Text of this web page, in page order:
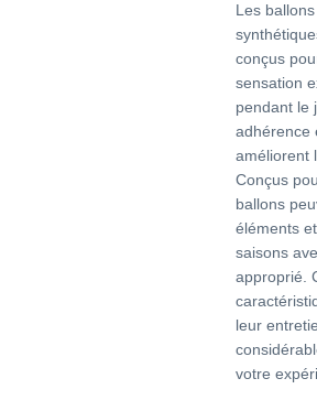
Les
conçus
sensation
pendant le
adhérence
améliorent
Conçus
ballons
éléments
saisons
approprié.
leur
votre